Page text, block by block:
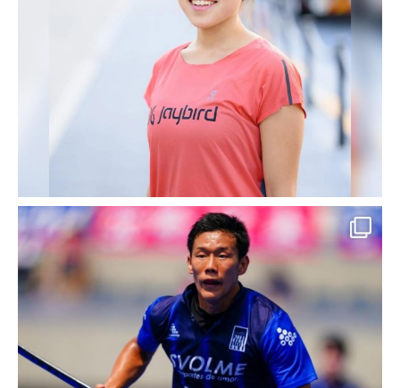
Kプロデュースでは、既存事業の拡大や新規事業の創
出に際して、新たなビジネスパートナーとのマッチン
グや、事業企画コーディネート・プロデュース・ディ
レクションまでをワンストップで行います。
全国に弁護士,税理士,司法書士などの専門家ネット―
ワークをもつ日本法規情報様と提携し、あらゆる相談
に対応できる相談窓口サポート事業を展開しておりま
す。
事例）大丸松坂屋百貨店様との相談サポート事業は
ちら